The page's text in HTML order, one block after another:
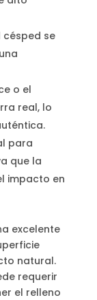
césped se
o el
real, lo
para
que la
impacto en
excelente
natural.
requerir
el relleno